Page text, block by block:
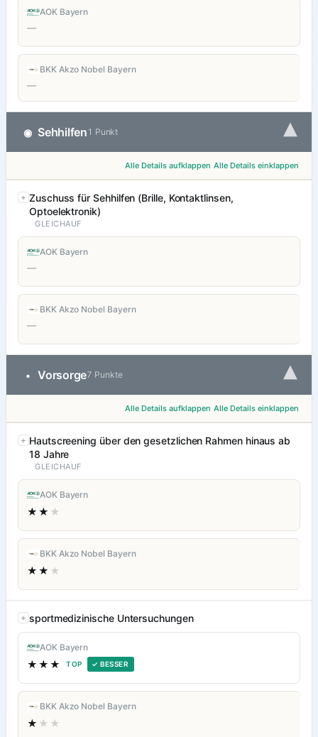
AOK Bayern
—
BKK Akzo Nobel Bayern
—
◉ Sehhilfen 1 Punkt ▾
Alle Details aufklappen Alle Details einklappen
Zuschuss für Sehhilfen (Brille, Kontaktlinsen,
Optoelektronik)
GLEICHAUF
AOK Bayern
—
BKK Akzo Nobel Bayern
—
• Vorsorge7 Punkte ▾
Alle Details aufklappen Alle Details einklappen
Hautscreening über den gesetzlichen Rahmen hinaus ab
18 Jahre
GLEICHAUF
AOK Bayern
★★ ★
BKK Akzo Nobel Bayern
★★ ★
sportmedizinische Untersuchungen
AOK Bayern
★★★ TOP ✓ BESSER
BKK Akzo Nobel Bayern
★ ★★